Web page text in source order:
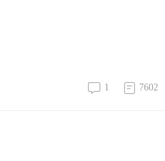
1 7602